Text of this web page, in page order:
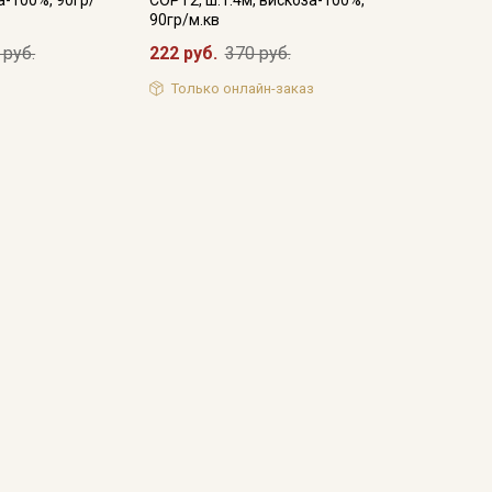
90гр/м.кв
222 руб. 370 руб.
Только онлайн-заказ